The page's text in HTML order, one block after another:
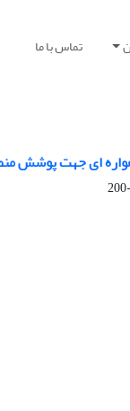
تماس با ما
ای جهت پوشش